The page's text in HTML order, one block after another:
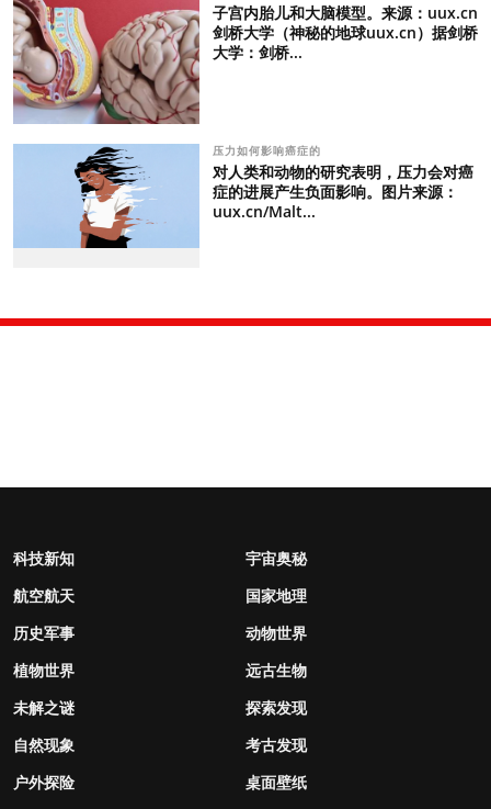
子宫内胎儿和大脑模型。来源：uux.cn
剑桥大学（神秘的地球uux.cn）据剑桥
大学：剑桥...
压力如何影响癌症的
对人类和动物的研究表明，压力会对癌
症的进展产生负面影响。图片来源：
uux.cn/Malt...
科技新知
宇宙奥秘
航空航天
国家地理
历史军事
动物世界
植物世界
远古生物
未解之谜
探索发现
自然现象
考古发现
户外探险
桌面壁纸